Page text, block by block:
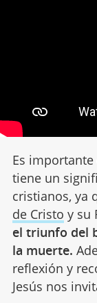
Es
tiene un
cristianos, ya
de Cristo y su
el triunfo del
la muerte.
reflexión y
Jesús nos